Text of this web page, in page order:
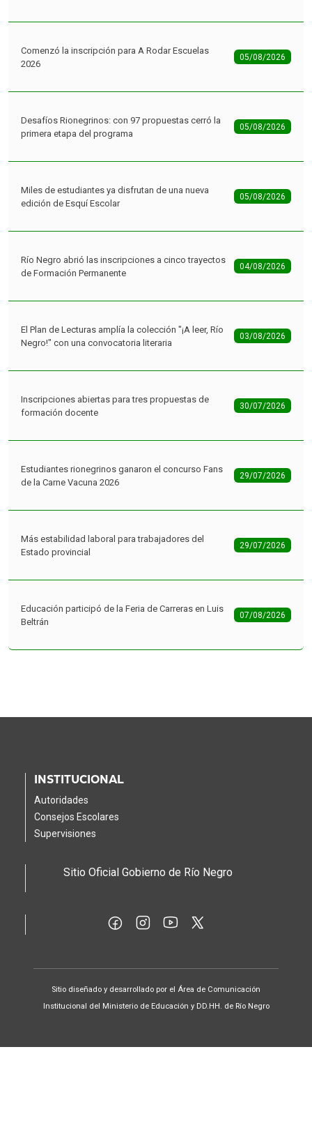
Comenzó la inscripción para A Rodar Escuelas
2026
05/08/2026
Desafíos Rionegrinos: con 97 propuestas cerró la
primera etapa del programa
05/08/2026
Miles de estudiantes ya disfrutan de una nueva
edición de Esquí Escolar
05/08/2026
Río Negro abrió las inscripciones a cinco trayectos
de Formación Permanente
04/08/2026
El Plan de Lecturas amplía la colección "¡A leer, Río
Negro!" con una convocatoria literaria
03/08/2026
Inscripciones abiertas para tres propuestas de
formación docente
30/07/2026
Estudiantes rionegrinos ganaron el concurso Fans
de la Carne Vacuna 2026
29/07/2026
Más estabilidad laboral para trabajadores del
Estado provincial
29/07/2026
Educación participó de la Feria de Carreras en Luis
Beltrán
07/08/2026
INSTITUCIONAL
Autoridades
Consejos Escolares
Supervisiones
Sitio Oficial Gobierno de Río Negro
Sitio diseñado y desarrollado por el Área de Comunicación
Institucional del Ministerio de Educación y DD.HH. de Río Negro